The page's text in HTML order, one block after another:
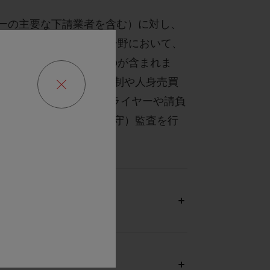
主要な下請業者を含む）に対し、
安全、労働基準の分野において、
性、環境に関するものが含まれま
における現代の奴隷制や人身売買
、将来の当社のサプライヤーや請負
ンプライアンス（遵守）監査を行